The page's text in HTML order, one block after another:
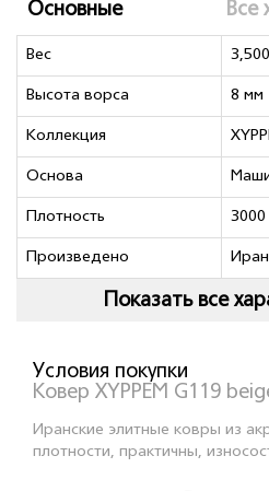
Основные Все
Вес 3,500
Высота ворса 8 мм
Коллекция
Основа
Плотность 3000
Произведено Иран
Показать все
Условия покупки
Ковер XYPPEM G119
Иранские элитные ковры из
плотности, практичны,